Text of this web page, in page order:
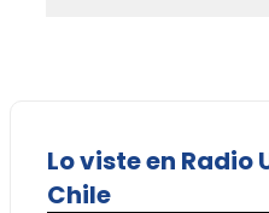
Lo viste en Radio
Chile